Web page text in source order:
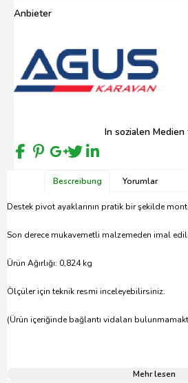
Anbieter
In sozialen
Bescreibung Yorumlar
Destek pivot ayaklarının pratik bir şekilde
Son derece mukavemetli malzemeden imal
Ürün Ağırlığı: 0,824 kg
Ölçüler için teknik resmi inceleyebilirsiniz.
(Ürün içeriğinde bağlantı vidaları
Mehr lesen